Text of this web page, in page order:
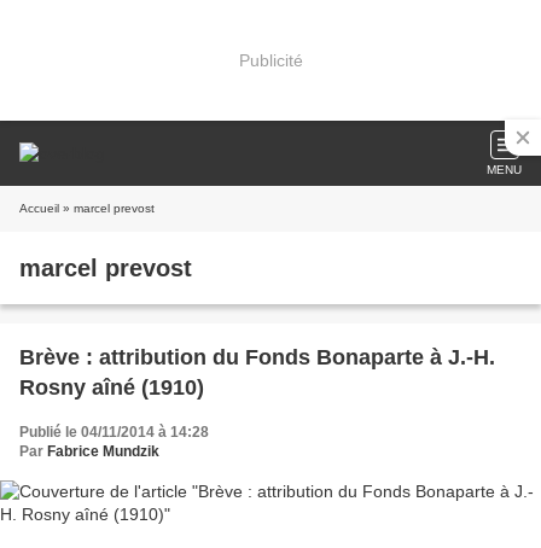
Publicité
MENU
Accueil » marcel prevost
marcel prevost
Brève : attribution du Fonds Bonaparte à J.-H.
Rosny aîné (1910)
Publié le 04/11/2014 à 14:28
Par Fabrice Mundzik